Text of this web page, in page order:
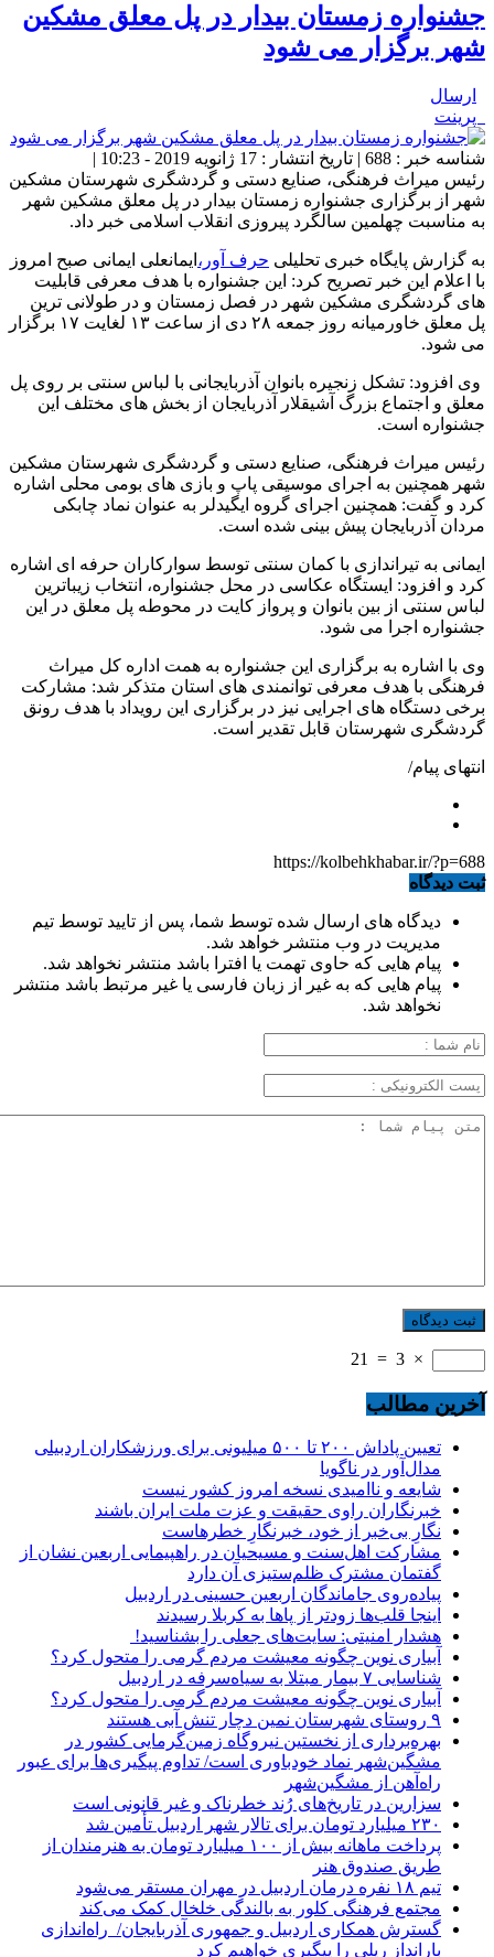
جشنواره زمستان بیدار در پل معلق مشکین
شهر برگزار می شود
ارسال
پرینت
شناسه خبر : 688 | تاریخ انتشار : 17 ژانویه 2019 - 10:23 |
رئیس میراث فرهنگی، صنایع دستی و گردشگری شهرستان مشکین
شهر از برگزاری جشنواره زمستان بیدار در پل معلق مشکین شهر
به مناسبت چهلمین سالگرد پیروزی انقلاب اسلامی خبر داد.
به گزارش پایگاه خبری تحلیلی حرف آور، ایمانعلی ایمانی صبح امروز
با اعلام این خبر تصریح کرد: این جشنواره با هدف معرفی قابلیت
های گردشگری مشکین شهر در فصل زمستان و در طولانی ترین
پل معلق خاورمیانه روز جمعه ۲۸ دی از ساعت ۱۳ لغایت ۱۷ برگزار
می شود.
وی افزود: تشکل زنجیره بانوان آذربایجانی با لباس سنتی بر روی پل
معلق و اجتماع بزرگ آشیقلار آذربایجان از بخش های مختلف این
جشنواره است.
رئیس میراث فرهنگی، صنایع دستی و گردشگری شهرستان مشکین
شهر همچنین به اجرای موسیقی پاپ و بازی های بومی محلی اشاره
کرد و گفت: همچنین اجرای گروه ایگیدلر به عنوان نماد چابکی
مردان آذربایجان پیش بینی شده است.
ایمانی به تیراندازی با کمان سنتی توسط سوارکاران حرفه ای اشاره
کرد و افزود: ایستگاه عکاسی در محل جشنواره، انتخاب زیباترین
لباس سنتی از بین بانوان و پرواز کایت در محوطه پل معلق در این
جشنواره اجرا می شود.
وی با اشاره به برگزاری این جشنواره به همت اداره کل میراث
فرهنگی با هدف معرفی توانمندی های استان متذکر شد: مشارکت
برخی دستگاه های اجرایی نیز در برگزاری این رویداد با هدف رونق
گردشگری شهرستان قابل تقدیر است.
انتهای پیام/
https://kolbehkhabar.ir/?p=688
ثبت دیدگاه
دیدگاه های ارسال شده توسط شما، پس از تایید توسط تیم
مدیریت در وب منتشر خواهد شد.
پیام هایی که حاوی تهمت یا افترا باشد منتشر نخواهد شد.
پیام هایی که به غیر از زبان فارسی یا غیر مرتبط باشد منتشر
نخواهد شد.
×
3
=
21
آخرین مطالب
تعیین پاداش ۲۰۰ تا ۵۰۰ میلیونی برای ورزشکاران اردبیلی
مدال‌آور در ناگویا
شایعه و ناامیدی نسخه امروز کشور نیست
خبرنگاران راوی حقیقت و عزت ملت ایران باشند
نگارِ بی‌خبر از خود، خبرنگارِ خطرهاست
مشارکت اهل‌سنت و مسیحیان در راهپیمایی اربعین نشان از
گفتمان مشترک ظلم‌ستیزی آن دارد
پیاده‌روی جاماندگان اربعین حسینی در اردبیل
اینجا قلب‌ها زودتر از پاها به کربلا رسیدند
هشدار امنیتی: سایت‌های جعلی را بشناسید!
آبیاری نوین چگونه معیشت مردم گرمی را متحول کرد؟
شناسایی ۷ بیمار مبتلا به سیاه‌سرفه در اردبیل
آبیاری نوین چگونه معیشت مردم گرمی را متحول کرد؟
۹ روستای شهرستان نمین دچار تنش آبی هستند
بهره‌برداری از نخستین نیروگاه زمین‌گرمایی کشور در
مشگین‌شهر نماد خودباوری است/ تداوم پیگیری‌ها برای عبور
راه‌آهن از مشگین‌شهر
سزارین در تاریخ‌های رُند خطرناک و غیر قانونی است
۲۳۰ میلیارد تومان برای تالار شهر اردبیل تأمین شد
پرداخت ماهانه بیش از ۱۰۰ میلیارد تومان به هنرمندان از
طریق صندوق هنر
تیم ۱۸ نفره درمان اردبیل در مهران مستقر می‌شود
مجتمع فرهنگی کلور به بالندگی خلخال کمک می‌کند
گسترش همکاری اردبیل و جمهوری آذربایجان/ راه‌اندازی
بارانداز ریلی را پیگیری خواهیم کرد